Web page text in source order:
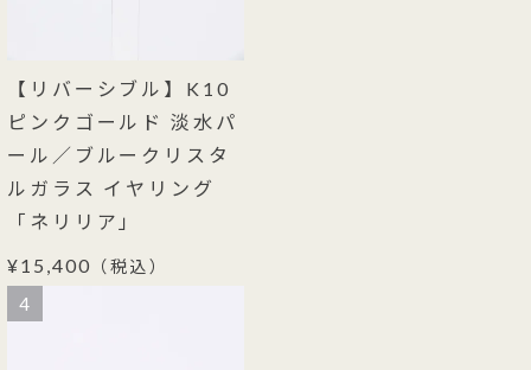
【リバーシブル】K10
ピンクゴールド 淡水パ
ール／ブルークリスタ
ルガラス イヤリング
「ネリリア」
¥15,400 （税込）
4